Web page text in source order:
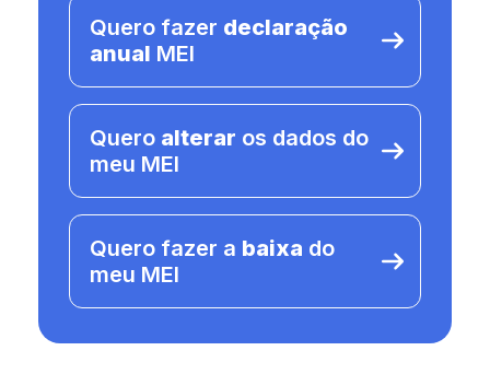
Quero fazer declaração
anual MEI
Quero alterar os dados do
meu MEI
Quero fazer a baixa do
meu MEI